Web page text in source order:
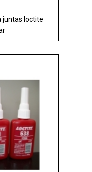
juntas loctite